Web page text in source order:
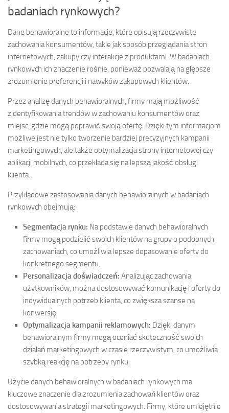
badaniach rynkowych?
Dane behawioralne to informacje, które opisują rzeczywiste
zachowania konsumentów, takie jak sposób przeglądania stron
internetowych, zakupy czy interakcje z produktami. W badaniach
rynkowych ich znaczenie rośnie, ponieważ pozwalają na głębsze
zrozumienie preferencji i nawyków zakupowych klientów.
Przez analizę danych behawioralnych, firmy mają możliwość
zidentyfikowania trendów w zachowaniu konsumentów oraz
miejsc, gdzie mogą poprawić swoją ofertę. Dzięki tym informacjom
możliwe jest nie tylko tworzenie bardziej precyzyjnych kampanii
marketingowych, ale także optymalizacja strony internetowej czy
aplikacji mobilnych, co przekłada się na lepszą jakość obsługi
klienta.
Przykładowe zastosowania danych behawioralnych w badaniach
rynkowych obejmują:
Segmentacja rynku: Na podstawie danych behawioralnych
firmy mogą podzielić swoich klientów na grupy o podobnych
zachowaniach, co umożliwia lepsze dopasowanie oferty do
konkretnego segmentu.
Personalizacja doświadczeń: Analizując zachowania
użytkowników, można dostosowywać komunikację i oferty do
indywidualnych potrzeb klienta, co zwiększa szanse na
konwersję.
Optymalizacja kampanii reklamowych: Dzięki danym
behawioralnym firmy mogą oceniać skuteczność swoich
działań marketingowych w czasie rzeczywistym, co umożliwia
szybką reakcję na potrzeby rynku.
Użycie danych behawioralnych w badaniach rynkowych ma
kluczowe znaczenie dla zrozumienia zachowań klientów oraz
dostosowywania strategii marketingowych. Firmy, które umiejętnie